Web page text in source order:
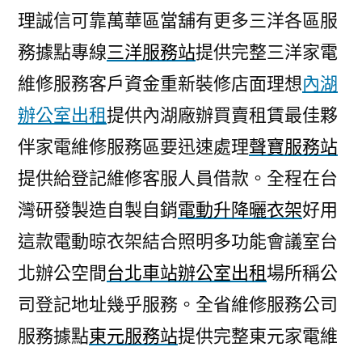
理誠信可靠萬華區當舖有更多三洋各區服
務據點專線三洋服務站提供完整三洋家電
維修服務客戶資金重新裝修店面理想內湖
辦公室出租提供內湖廠辦買賣租賃最佳夥
伴家電維修服務區要迅速處理聲寶服務站
提供給登記維修客服人員借款。全程在台
灣研發製造自製自銷電動升降曬衣架好用
這款電動晾衣架結合照明多功能會議室台
北辦公空間台北車站辦公室出租場所稱公
司登記地址幾乎服務。全省維修服務公司
服務據點東元服務站提供完整東元家電維